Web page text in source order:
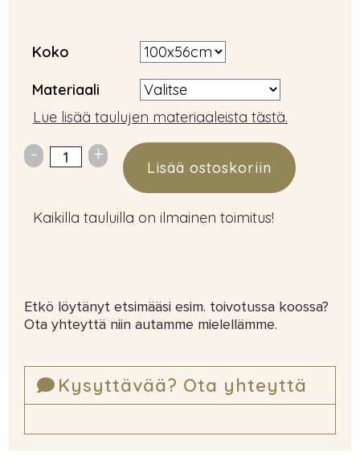
Koko
Materiaali
Lue lisää taulujen materiaaleista tästä.
Lisää ostoskoriin
Kaikilla tauluilla on ilmainen toimitus!
Etkö löytänyt etsimääsi esim. toivotussa koossa?
Ota yhteyttä niin autamme mielellämme.
Kysyttävää? Ota yhteyttä